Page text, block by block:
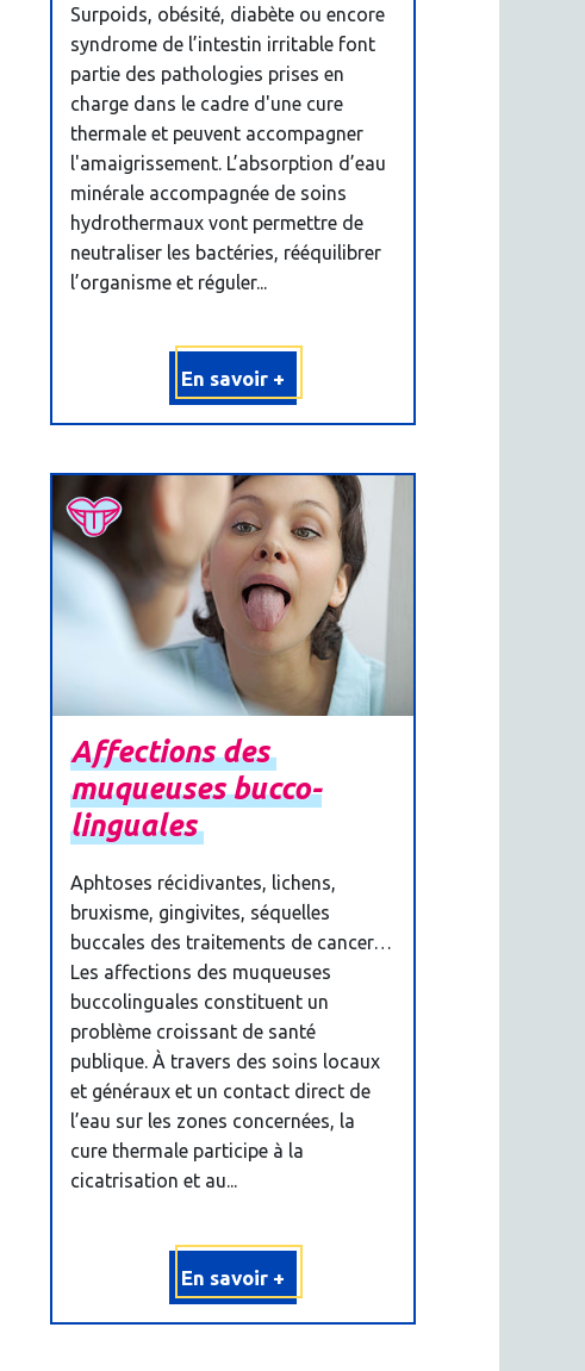
Surpoids, obésité, diabète ou encore
syndrome de l’intestin irritable font
partie des pathologies prises en
charge dans le cadre d'une cure
thermale et peuvent accompagner
l'amaigrissement. L’absorption d’eau
minérale accompagnée de soins
hydrothermaux vont permettre de
neutraliser les bactéries, rééquilibrer
l’organisme et réguler...
En savoir +
Affectionsdes
muqueusesbucco-
linguales
Aphtoses récidivantes, lichens,
bruxisme, gingivites, séquelles
buccales des traitements de cancer…
Les affections des muqueuses
buccolinguales constituent un
problème croissant de santé
publique. À travers des soins locaux
et généraux et un contact direct de
l’eau sur les zones concernées, la
cure thermale participe à la
cicatrisation et au...
En savoir +